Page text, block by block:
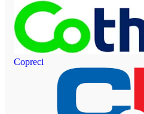
Copreci